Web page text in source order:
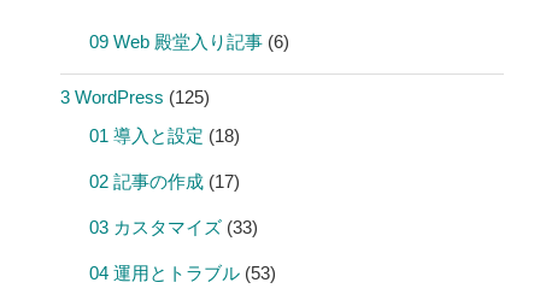
09 Web 殿堂入り記事 (6)
3 WordPress (125)
01 導入と設定 (18)
02 記事の作成 (17)
03 カスタマイズ (33)
04 運用とトラブル (53)